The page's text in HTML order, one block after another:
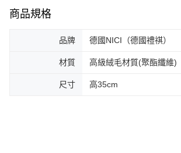
商品規格
品牌 德國NICI（德國禮祺）
材質 高級絨毛材質(聚酯纖維)
尺寸 高35cm